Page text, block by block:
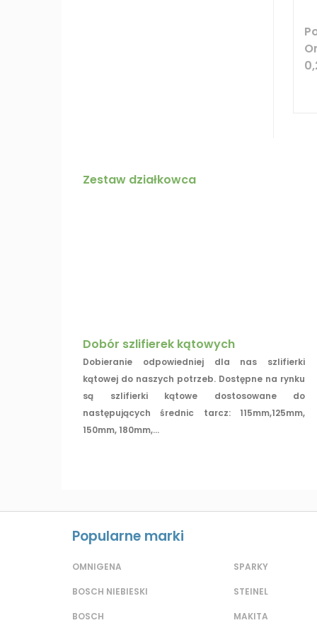
Zestaw działkowca
Dobór szlifierek kątowych
Dobieranie odpowiedniej dla nas szlifierki
kątowej do naszych potrzeb. Dostępne na rynku
są szlifierki kątowe dostosowane do
następujących średnic tarcz: 115mm,125mm,
150mm, 180mm,...
Popularne marki
OMNIGENA
BOSCH NIEBIESKI
BOSCH
SPARKY
STEINEL
MAKITA